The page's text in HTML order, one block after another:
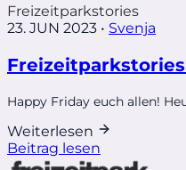
Freizeitparkstories
23. JUN 2023 • Svenja
Happy Friday euch allen!
Weiterlesen
Beitrag lesen